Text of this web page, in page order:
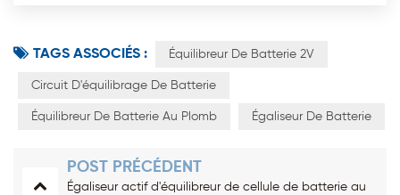
TAGS ASSOCIÉS : Équilibreur De Batterie 2V
Circuit D'équilibrage De Batterie
Équilibreur De Batterie Au Plomb Égaliseur De Batterie
POST PRÉCÉDENT
Égaliseur actif d'équilibreur de cellule de batterie au